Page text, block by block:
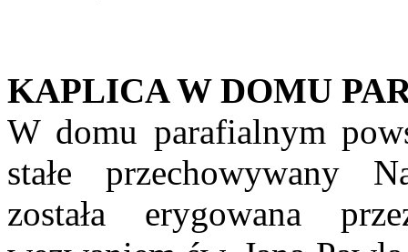
KAPLICA W DOMU
W domu parafialnym
stałe przechowywany
została erygowana